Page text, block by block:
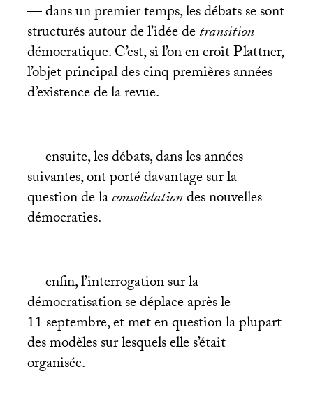
— dans un premier temps, les débats se sont
structurés autour de l’idée detransition
démocratique. C’est, si l’on en croit Plattner,
l’objet principal des cinq premières années
d’existence de la revue.
— ensuite, les débats, dans les années
suivantes, ont porté davantage sur la
question de laconsolidationdes nouvelles
démocraties.
— enfin, l’interrogation sur la
démocratisation se déplace après le
11 septembre, et met en question la plupart
des modèles sur lesquels elle s’était
organisée.